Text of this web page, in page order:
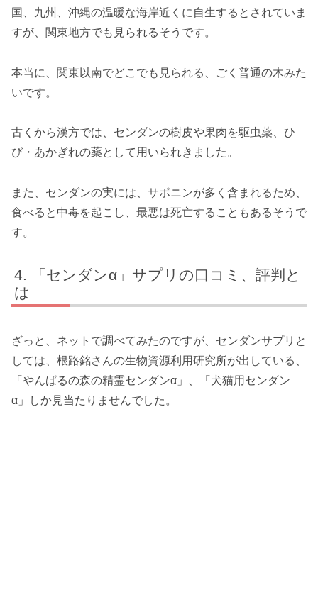
国、九州、沖縄の温暖な海岸近くに自生するとされていま
すが、関東地方でも見られるそうです。
本当に、関東以南でどこでも見られる、ごく普通の木みた
いです。
古くから漢方では、センダンの樹皮や果肉を駆虫薬、ひ
び・あかぎれの薬として用いられきました。
また、センダンの実には、サポニンが多く含まれるため、
食べると中毒を起こし、最悪は死亡することもあるそうで
す。
「センダンα」サプリの口コミ、評判と
は
ざっと、ネットで調べてみたのですが、センダンサプリと
しては、根路銘さんの生物資源利用研究所が出している、
「やんばるの森の精霊センダンα」、「犬猫用センダン
α」しか見当たりませんでした。